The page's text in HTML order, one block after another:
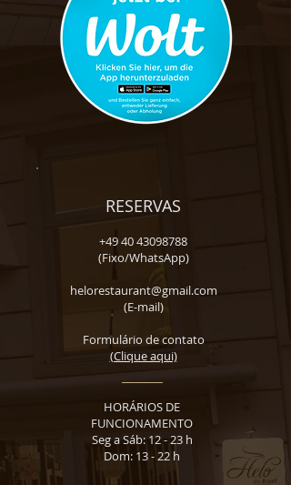
RESERVAS
+49 40 43098788
(Fixo/WhatsApp)
helorestaurant@gmail.com
(E-mail)
Formulário de contato
(Clique aqui)
HORÁRIOS DE
FUNCIONAMENTO
Seg a Sáb: 12 - 23 h
Dom: 13 - 22 h